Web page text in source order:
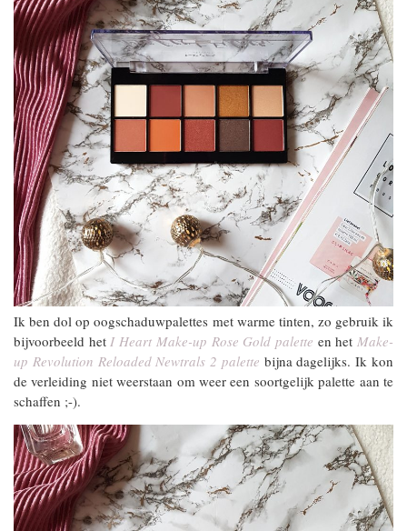
Ik ben dol op oogschaduwpalettes met warme tinten, zo gebruik ik
bijvoorbeeld hetI Heart Make-up Rose Gold palette en hetMake-
up Revolution Reloaded Newtrals 2 palette bijna dagelijks. Ik kon
de verleiding niet weerstaan om weer een soortgelijk palette aan te
schaffen ;-).